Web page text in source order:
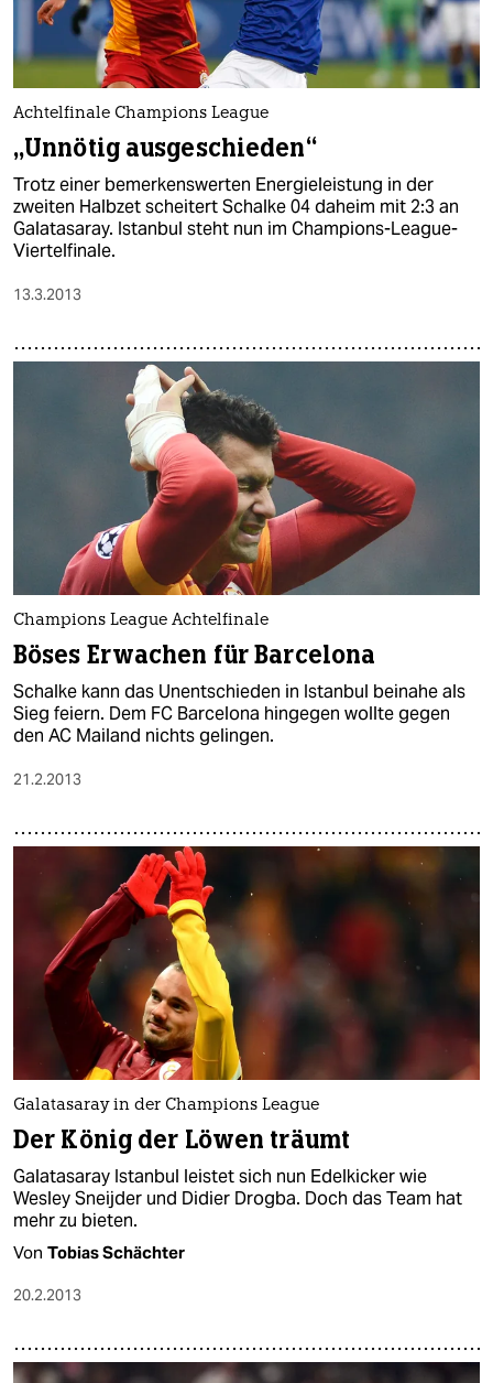
Achtelfinale Champions League
„Unnötig ausgeschieden“
Trotz einer bemerkenswerten Energieleistung in der
zweiten Halbzet scheitert Schalke 04 daheim mit 2:3 an
Galatasaray. Istanbul steht nun im Champions-League-
Viertelfinale.
13.3.2013
Champions League Achtelfinale
Böses Erwachen für Barcelona
Schalke kann das Unentschieden in Istanbul beinahe als
Sieg feiern. Dem FC Barcelona hingegen wollte gegen
den AC Mailand nichts gelingen.
21.2.2013
Galatasaray in der Champions League
Der König der Löwen träumt
Galatasaray Istanbul leistet sich nun Edelkicker wie
Wesley Sneijder und Didier Drogba. Doch das Team hat
mehr zu bieten.
Von Tobias Schächter
20.2.2013